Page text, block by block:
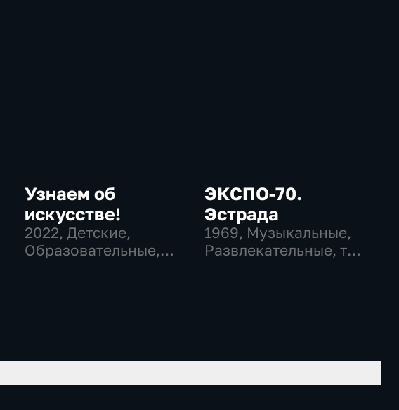
Узнаем об
искусстве!
2022, Детские,
Образовательные,
ЭКСПО-70.
Эстрада
1969, Музыкальные,
Развлекательные, тВ